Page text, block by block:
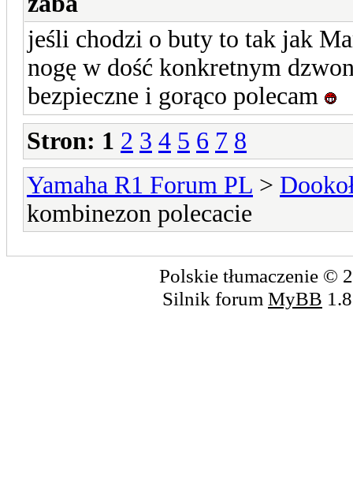
jeśli chodzi o buty to tak jak
nogę w dość konkretnym
bezpieczne i gorąco polecam
Stron: 1 2 3 4 5 6 7 8
Yamaha R1 Forum PL >
kombinezon polecacie
Polskie tłumaczenie ©
Silnik forum MyBB